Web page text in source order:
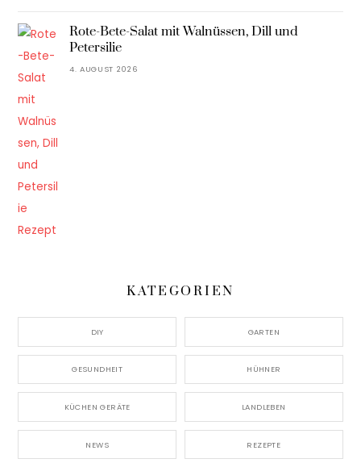
Rote-Bete-Salat mit Walnüssen, Dill und
Petersilie
4. AUGUST 2026
KATEGORIEN
DIY GARTEN
GESUNDHEIT HÜHNER
KÜCHEN GERÄTE LANDLEBEN
NEWS REZEPTE